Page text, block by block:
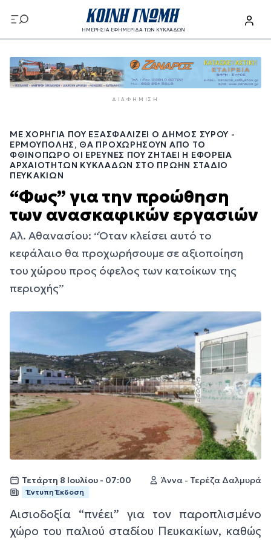
προς
το
περιεχόμενο
ΗΜΕΡΗΣΙΑ ΕΦΗΜΕΡΙΔΑ ΤΩΝ ΚΥΚΛΑΔΩΝ
προς
το
κυρίως
ΔΙΑΦΉΜΙΣΗ
ΜΕ ΧΟΡΗΓΊΑ ΠΟΥ ΕΞΑΣΦΑΛΊΖΕΙ Ο ΔΉΜΟΣ ΣΎΡΟΥ -
ΕΡΜΟΎΠΟΛΗΣ, ΘΑ ΠΡΟΧΩΡΉΣΟΥΝ ΑΠΌ ΤΟ
ΦΘΙΝΌΠΩΡΟ ΟΙ ΈΡΕΥΝΕΣ ΠΟΥ ΖΗΤΆΕΙ Η ΕΦΟΡΕΊΑ
ΑΡΧΑΙΟΤΉΤΩΝ ΚΥΚΛΆΔΩΝ ΣΤΟ ΠΡΏΗΝ ΣΤΆΔΙΟ
ΠΕΥΚΑΚΊΩΝ
“Φως” για την προώθηση
των ανασκαφικών εργασιών
Αλ. Αθανασίου: “Όταν κλείσει αυτό το
κεφάλαιο θα προχωρήσουμε σε αξιοποίηση
του χώρου προς όφελος των κατοίκων της
περιοχής”
Τετάρτη 8 Ιουλίου - 07:00 Άννα - Τερέζα Δαλμυρά
Έντυπη Έκδοση
Αισιοδοξία “πνέει” για τον παροπλισμένο
χώρο του παλιού σταδίου Πευκακίων, καθώς